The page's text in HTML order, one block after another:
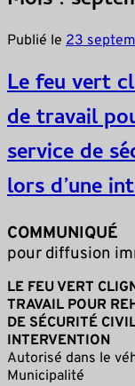
Publié le 23
Le feu vert
de travail
service de
lors d’une
COMMUNIQUÉ
pour diffusion
LE FEU VERT
TRAVAIL POUR
DE SÉCURITÉ
INTERVENTION
Autorisé dans le
Municipalité